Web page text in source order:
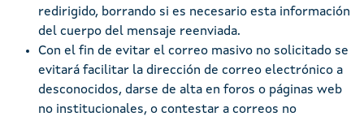
redirigido, borrando si es necesario esta información
del cuerpo del mensaje reenviada.
Con el fin de evitar el correo masivo no solicitado se
evitará facilitar la dirección de correo electrónico a
desconocidos, darse de alta en foros o páginas web
no institucionales, o contestar a correos no